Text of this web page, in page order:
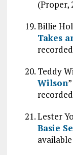
(Proper,
Billie
Takes
Teddy
Wilson
Lester
Basie